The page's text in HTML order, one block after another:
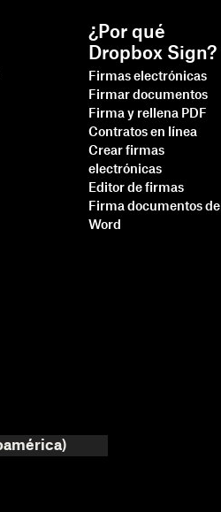
¿Por qué
Dropbox Sign?
Firmas electrónicas
Firmar documentos
Firma y rellena PDF
Contratos en línea
Crear firmas
electrónicas
Editor de firmas
Firma documentos de
Word